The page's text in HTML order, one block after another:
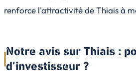
renforce l'attractivité de Thiais à
Notre avis sur Thiais :
d’investisseur ?